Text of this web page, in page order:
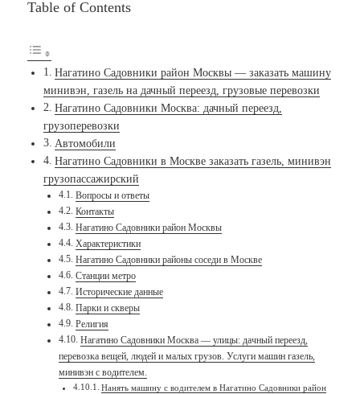
Table of Contents
Нагатино Садовники район Москвы — заказать машину
минивэн, газель на дачный переезд, грузовые перевозки
Нагатино Садовники Москва: дачный переезд,
грузоперевозки
Автомобили
Нагатино Садовники в Москве заказать газель, минивэн
грузопассажирский
Вопросы и ответы
Контакты
Нагатино Садовники район Москвы
Характеристики
Нагатино Садовники районы соседи в Москве
Станции метро
Исторические данные
Парки и скверы
Религия
Нагатино Садовники Москва — улицы: дачный переезд,
перевозка вещей, людей и малых грузов. Услуги машин газель,
минивэн с водителем.
Нанять машину с водителем в Нагатино Садовники район